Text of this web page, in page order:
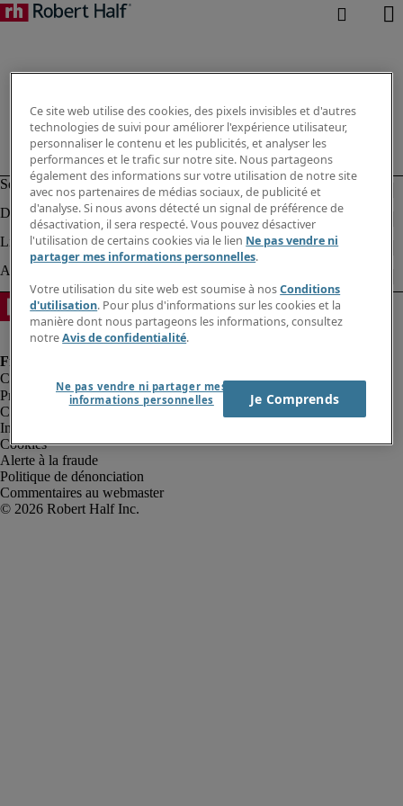
Protection des données personnelles
Conditions d’utilisation
Informations sur la société
Cookies
Alerte à la fraude
Politique de dénonciation
Commentaires au webmaster
Ce site web utilise des cookies, des pixels invisibles et d'autres
technologies de suivi pour améliorer l'expérience utilisateur,
personnaliser le contenu et les publicités, et analyser les
performances et le trafic sur notre site. Nous partageons
également des informations sur votre utilisation de notre site
avec nos partenaires de médias sociaux, de publicité et
d'analyse. Si nous avons détecté un signal de préférence de
désactivation, il sera respecté. Vous pouvez désactiver
l'utilisation de certains cookies via le lien Ne pas vendre ni
partager mes informations personnelles.
Votre utilisation du site web est soumise à nosConditions
d'utilisation. Pour plus d'informations sur les cookies et la
manière dont nous partageons les informations, consultez
notreAvis de confidentialité.
Ne pas vendre ni partager mes
informations personnelles
Je Comprends